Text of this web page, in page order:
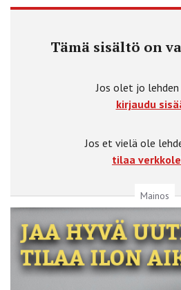
Tämä sisältö on
Jos olet jo lehden
kirjaudu
Jos et vielä ole
tilaa
Mainos